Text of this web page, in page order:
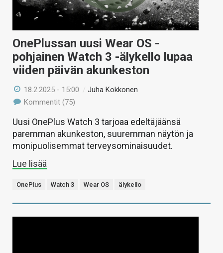
OnePlussan uusi Wear OS -
pohjainen Watch 3 -älykello lupaa
viiden päivän akunkeston
18.2.2025 - 15:00 /Juha Kokkonen
Kommentit (75)
Uusi OnePlus Watch 3 tarjoaa edeltäjäänsä
paremman akunkeston, suuremman näytön ja
monipuolisemmat terveysominaisuudet.
Lue lisää
OnePlus Watch 3 Wear OS älykello